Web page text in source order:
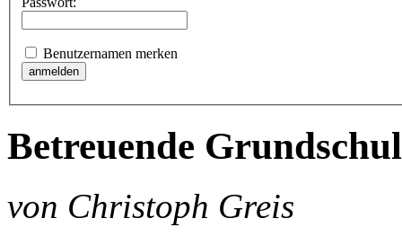
Benutzernamen merken
Betreuende
von Christoph Greis